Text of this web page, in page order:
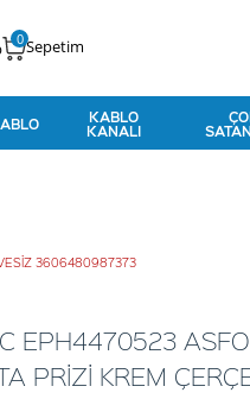
Sepetim
0
KABLO
KANALI
3606480987373
EPH4470523
PRİZİ KREM